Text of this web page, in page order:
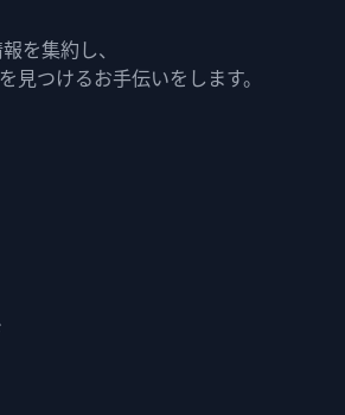
を集約し、
見つけるお手伝いをします。